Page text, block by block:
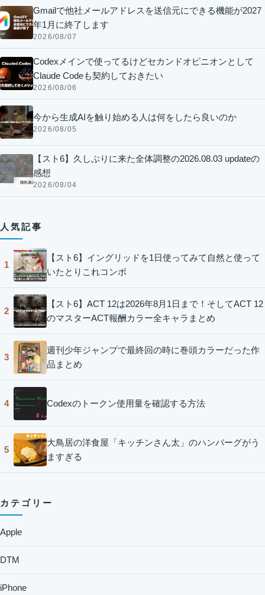
Gmailで他社メールアドレスを送信元にできる機能が2027
年1月に終了します
2026/08/07
Codexメインで使ってるけどセカンドオピニオンとして
Claude Codeも契約しておきたい
2026/08/06
今から生成AIを触り始める人は何をしたら良いのか
2026/08/05
【スト6】久しぶりに来た全体調整の2026.08.03 updateの
感想
2026/08/04
人気記事
1
【スト6】イングリッドを1日使ってみて自然と使って
いたとりこれコンボ
2
【スト6】ACT 12は2026年8月1日まで！そしてACT 12
のマスターACT報酬カラー全キャラまとめ
3
週刊少年ジャンプで最終回の時に巻頭カラーだった作
品まとめ
4 Codexのトークン使用量を確認する方法
5
大鳥居の洋食屋「キッチンさん太」のハンバーグがう
ますぎる
カテゴリー
Apple
DTM
iPhone